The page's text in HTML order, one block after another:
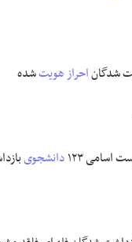
شدگاناحراز هویتشده
اسامی ۱۲۳ دانشجوی